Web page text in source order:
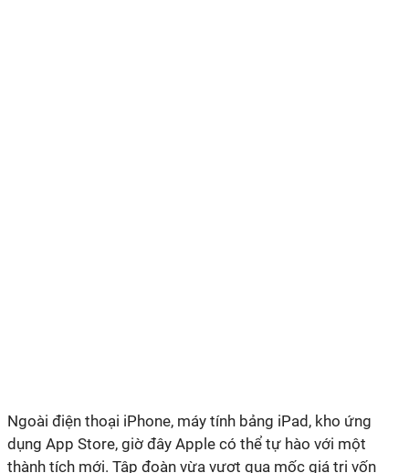
Ngoài điện thoại iPhone, máy tính bảng iPad, kho ứng
dụng App Store, giờ đây Apple có thể tự hào với một
thành tích mới. Tập đoàn vừa vượt qua mốc giá trị vốn